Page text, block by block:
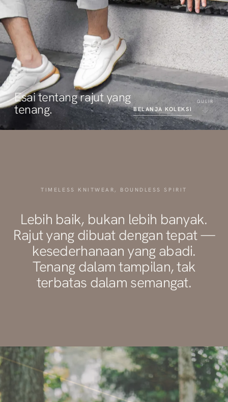
Esai tentang rajut yang
tenang. BELANJA KOLEKSI
GULIR
TIMELESS KNITWEAR, BOUNDLESS SPIRIT
Lebih baik, bukan lebih banyak.
Rajut yang dibuat dengan tepat —
kesederhanaan yang abadi.
Tenang dalam tampilan, tak
terbatas dalam semangat.